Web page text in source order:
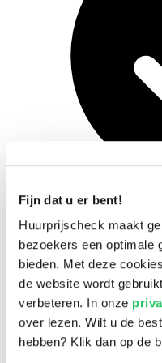
Fijn dat u er bent!
Huurprijscheck maakt
bezoekers een optimale
bieden. Met deze
de website wordt
verbeteren. In onze
over lezen. Wilt u de
hebben? Klik dan op de
Snel en eenvoudig